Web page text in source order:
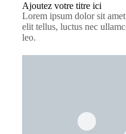
Ajoutez votre titre ici
Lorem ipsum dolor sit
elit tellus, luctus nec
leo.